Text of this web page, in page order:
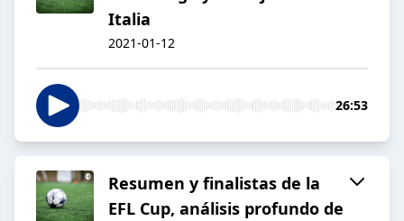
Italia
2021-01-12
26:53
Resumen y finalistas de la
EFL Cup, análisis profundo de